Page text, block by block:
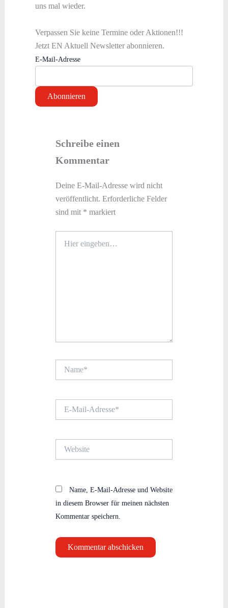
uns mal wieder.
Verpassen Sie keine Termine oder Aktionen!!!
Jetzt EN Aktuell Newsletter abonnieren.
E-Mail-Adresse
Schreibe einen
Kommentar
Deine E-Mail-Adresse wird nicht
veröffentlicht. Erforderliche Felder
sind mit * markiert
eingeben…
Mail-
Name, E-Mail-Adresse und Website
in diesem Browser für meinen nächsten
Kommentar speichern.